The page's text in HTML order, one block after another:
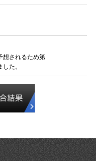
想されるため第
た。